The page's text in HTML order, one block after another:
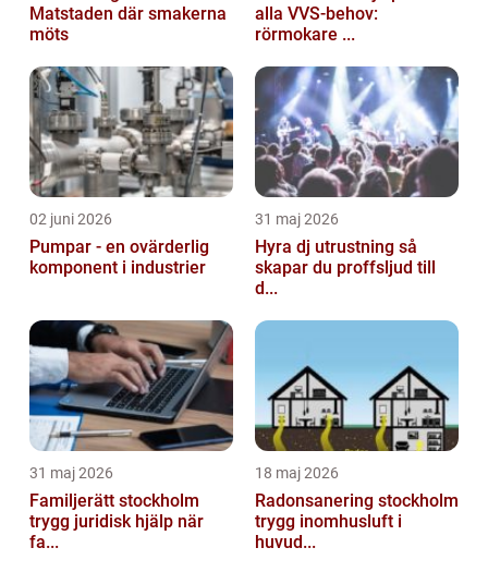
Matstaden där smakerna
möts
alla VVS-behov:
rörmokare ...
02 juni 2026
Pumpar - en ovärderlig
komponent i industrier
31 maj 2026
Hyra dj utrustning så
skapar du proffsljud till
d...
31 maj 2026
Familjerätt stockholm
trygg juridisk hjälp när
fa...
18 maj 2026
Radonsanering stockholm
trygg inomhusluft i
huvud...